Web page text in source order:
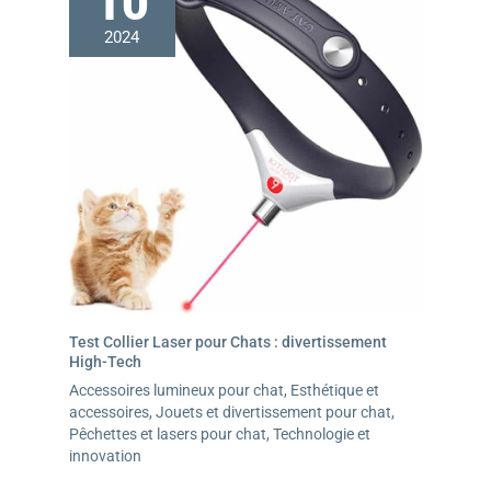
n'importe quelle voiture et constitue le lieu de repos
mobile idéal pour votre chien, à tout moment et en tout
lieu.
2024
Test Collier Laser pour Chats : divertissement
High-Tech
Accessoires lumineux pour chat, Esthétique et
accessoires, Jouets et divertissement pour chat,
Pêchettes et lasers pour chat, Technologie et
innovation